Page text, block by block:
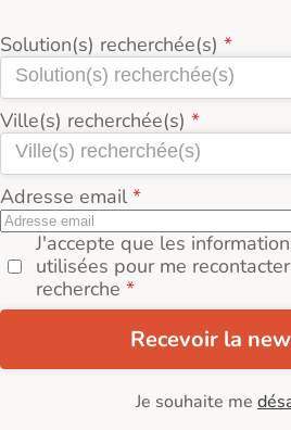
Solution(s) recherchée(s)
Ville(s) recherchée(s)
Adresse email
J'accepte que les
utilisées pour me
recherche
Recevoir la
Je souhaite me